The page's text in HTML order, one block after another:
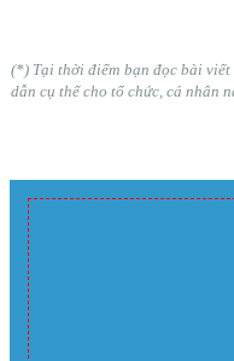
(*) Tại thời điểm bạn đọc bài viết
dẫn cụ thể cho tổ chức, cá nhân